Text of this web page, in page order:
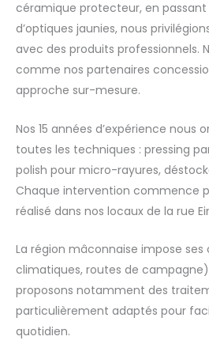
céramique protecteur, en
d’optiques jaunies, nous
avec des produits professionnels.
comme nos partenaires
approche sur-mesure.
Nos 15 années d’expérience nous
toutes les techniques : pressing
polish pour micro-rayures,
Chaque intervention commence
réalisé dans nos locaux de la rue
La région mâconnaise impose
climatiques, routes de
proposons notamment des
particulièrement adaptés pour
quotidien.